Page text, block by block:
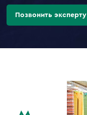
Позвонить эксперту